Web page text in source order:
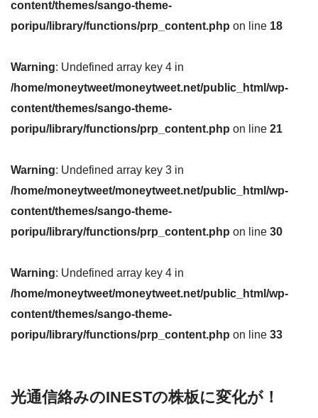
content/themes/sango-theme-
poripu/library/functions/prp_content.php on line 18
Warning: Undefined array key 4 in
/home/moneytweet/moneytweet.net/public_html/wp-
content/themes/sango-theme-
poripu/library/functions/prp_content.php on line 21
Warning: Undefined array key 3 in
/home/moneytweet/moneytweet.net/public_html/wp-
content/themes/sango-theme-
poripu/library/functions/prp_content.php on line 30
Warning: Undefined array key 4 in
/home/moneytweet/moneytweet.net/public_html/wp-
content/themes/sango-theme-
poripu/library/functions/prp_content.php on line 33
光通信絡みのINESTの株板に変化が！